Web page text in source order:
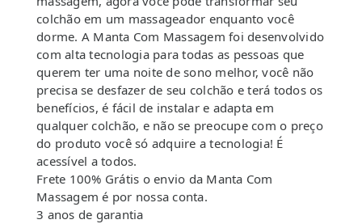
colchão em um massageador enquanto você
dorme. A Manta Com Massagem foi desenvolvido
com alta tecnologia para todas as pessoas que
querem ter uma noite de sono melhor, você não
precisa se desfazer de seu colchão e terá todos os
benefícios, é fácil de instalar e adapta em
qualquer colchão, e não se preocupe com o preço
do produto você só adquire a tecnologia! É
acessível a todos.
Frete 100% Grátis o envio da Manta Com
Massagem é por nossa conta.
3 anos de garantia